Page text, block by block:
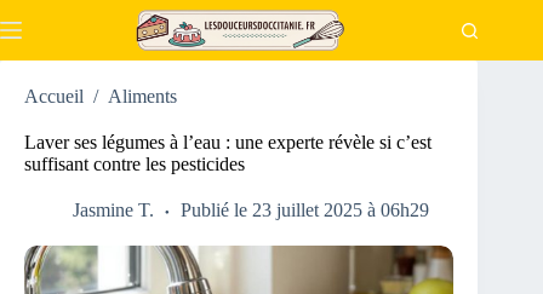
au
Accueil / Aliments
Laver ses légumes à l’eau : une experte révèle si c’est
suffisant contre les pesticides
Jasmine T. Publié le 23 juillet 2025 à 06h29